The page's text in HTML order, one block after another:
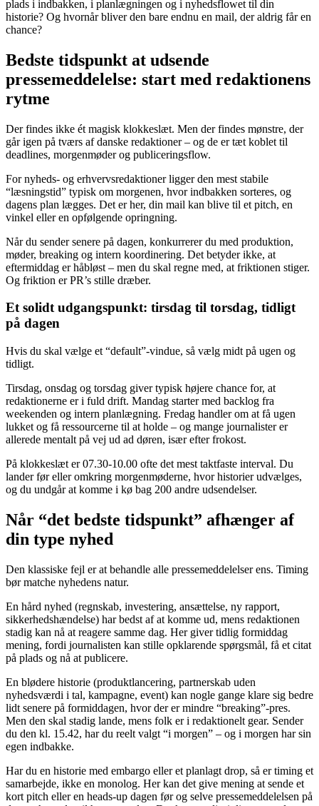
plads i indbakken, i planlægningen og i nyhedsflowet til din
historie? Og hvornår bliver den bare endnu en mail, der aldrig får en
chance?
Bedste tidspunkt at udsende
pressemeddelelse: start med redaktionens
rytme
Der findes ikke ét magisk klokkeslæt. Men der findes mønstre, der
går igen på tværs af danske redaktioner – og de er tæt koblet til
deadlines, morgenmøder og publiceringsflow.
For nyheds- og erhvervsredaktioner ligger den mest stabile
“læsningstid” typisk om morgenen, hvor indbakken sorteres, og
dagens plan lægges. Det er her, din mail kan blive til et pitch, en
vinkel eller en opfølgende opringning.
Når du sender senere på dagen, konkurrerer du med produktion,
møder, breaking og intern koordinering. Det betyder ikke, at
eftermiddag er håbløst – men du skal regne med, at friktionen stiger.
Og friktion er PR’s stille dræber.
Et solidt udgangspunkt: tirsdag til torsdag, tidligt
på dagen
Hvis du skal vælge et “default”-vindue, så vælg midt på ugen og
tidligt.
Tirsdag, onsdag og torsdag giver typisk højere chance for, at
redaktionerne er i fuld drift. Mandag starter med backlog fra
weekenden og intern planlægning. Fredag handler om at få ugen
lukket og få ressourcerne til at holde – og mange journalister er
allerede mentalt på vej ud ad døren, især efter frokost.
På klokkeslæt er 07.30-10.00 ofte det mest taktfaste interval. Du
lander før eller omkring morgenmøderne, hvor historier udvælges,
og du undgår at komme i kø bag 200 andre udsendelser.
Når “det bedste tidspunkt” afhænger af
din type nyhed
Den klassiske fejl er at behandle alle pressemeddelelser ens. Timing
bør matche nyhedens natur.
En hård nyhed (regnskab, investering, ansættelse, ny rapport,
sikkerhedshændelse) har bedst af at komme ud, mens redaktionen
stadig kan nå at reagere samme dag. Her giver tidlig formiddag
mening, fordi journalisten kan stille opklarende spørgsmål, få et citat
på plads og nå at publicere.
En blødere historie (produktlancering, partnerskab uden
nyhedsværdi i tal, kampagne, event) kan nogle gange klare sig bedre
lidt senere på formiddagen, hvor der er mindre “breaking”-pres.
Men den skal stadig lande, mens folk er i redaktionelt gear. Sender
du den kl. 15.42, har du reelt valgt “i morgen” – og i morgen har sin
egen indbakke.
Har du en historie med embargo eller et planlagt drop, så er timing et
samarbejde, ikke en monolog. Her kan det give mening at sende et
kort pitch eller en heads-up dagen før og selve pressemeddelelsen på